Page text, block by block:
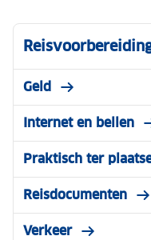
Geld
Internet en bellen
Praktisch ter
Reisdocumenten
Verkeer